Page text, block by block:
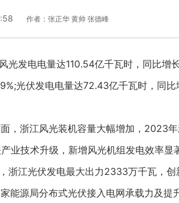
作者：张正华 黄帅 张德峰
发电电量达110.54亿千瓦时，同比增
光伏发电电量达72.43亿千瓦时，同比
浙江风光装机容量大幅增加，2023
业技术升级，新增风光机组发电效率显
江光伏发电最大出力2333万千瓦，创
源局分布式光伏接入电网承载力及提